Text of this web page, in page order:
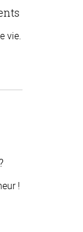
vie.
!